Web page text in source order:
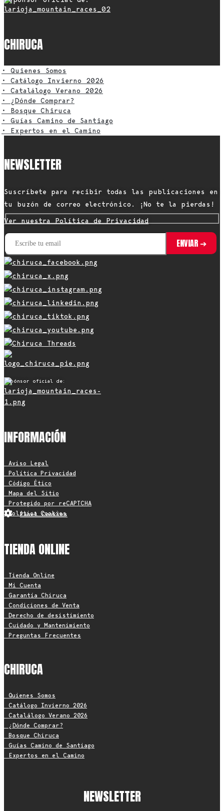
CHIRUCA
• Quienes Somos
• Catálogo Invierno 2026
• Catalálogo Verano 2026
• ¿Dónde Comprar?
• Bosque Chiruca
• Guías Camino de Santiago
• Expertos en el Camino
NEWSLETTER
Suscríbete para recibir todas las publicaciones en
tu buzón de correo electrónico. ¡No te la pierdas!
Ver nuestra Política de Privacidad
Espónsor oficial de:
INFORMACIÓN
• Aviso Legal
• Política Privacidad
• Código Ético
• Mapa del Sitio
• Protegido por reCAPTCHA
• Política Cookies
Panel Cookies
TIENDA ONLINE
• Tienda Online
• Mi Cuenta
• Garantía Chiruca
• Condiciones de Venta
• Derecho de desistimiento
• Cuidado y Mantenimiento
• Preguntas Frecuentes
CHIRUCA
• Quienes Somos
• Catálogo Invierno 2026
• Catalálogo Verano 2026
• ¿Dónde Comprar?
• Bosque Chiruca
• Guías Camino de Santiago
• Expertos en el Camino
NEWSLETTER